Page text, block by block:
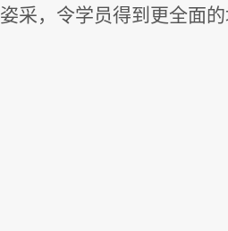
姿采，令学员得到更全面的